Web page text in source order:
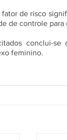
de risco
de controle para
conclui-
feminino.